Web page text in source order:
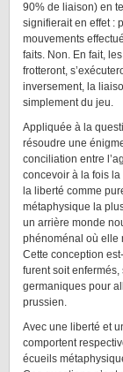
90% de liaison) en
signifierait en effet :
mouvements
faits. Non. En fait,
frotteront,
inversement, la
simplement du jeu.
Appliquée à la
résoudre une
conciliation entre
concevoir à la fois
la liberté comme
métaphysique la
un arrière monde
phénoménal où elle
Cette conception
furent soit enfermés,
germaniques pour
prussien.
Avec une liberté et
comportent
écueils